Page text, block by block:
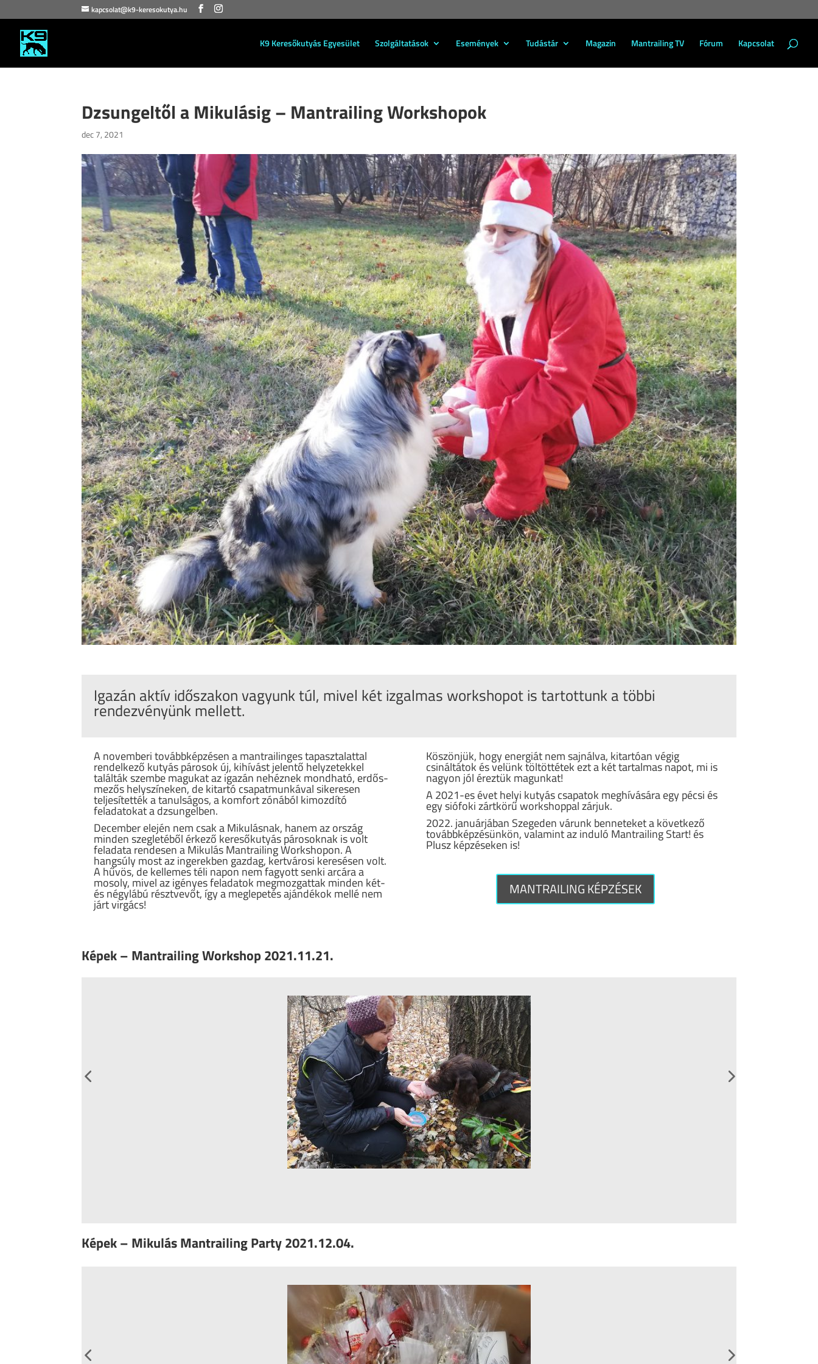
kapcsolat@k9-keresokutya.hu
K9 Keresőkutyás Egyesület Szolgáltatások Események Tudástár Magazin Mantrailing TV Fórum Kapcsolat
Dzsungeltől a Mikulásig – Mantrailing Workshopok
dec 7, 2021
Igazán aktív időszakon vagyunk túl, mivel két izgalmas workshopot is tartottunk a többi
rendezvényünk mellett.
A novemberi továbbképzésen a mantrailinges tapasztalattal
rendelkező kutyás párosok új, kihívást jelentő helyzetekkel
találták szembe magukat az igazán nehéznek mondható, erdős-
mezős helyszíneken, de kitartó csapatmunkával sikeresen
teljesítették a tanulságos, a komfort zónából kimozdító
feladatokat a dzsungelben.
December elején nem csak a Mikulásnak, hanem az ország
minden szegletéből érkező keresőkutyás párosoknak is volt
feladata rendesen a Mikulás Mantrailing Workshopon. A
hangsúly most az ingerekben gazdag, kertvárosi keresésen volt.
A hűvös, de kellemes téli napon nem fagyott senki arcára a
mosoly, mivel az igényes feladatok megmozgattak minden két-
és négylábú résztvevőt, így a meglepetés ajándékok mellé nem
járt virgács!
Köszönjük, hogy energiát nem sajnálva, kitartóan végig
csináltátok és velünk töltöttétek ezt a két tartalmas napot, mi is
nagyon jól éreztük magunkat!
A 2021-es évet helyi kutyás csapatok meghívására egy pécsi és
egy siófoki zártkörű workshoppal zárjuk.
2022. januárjában Szegeden várunk benneteket a következő
továbbképzésünkön, valamint az induló Mantrailing Start! és
Plusz képzéseken is!
MANTRAILING KÉPZÉSEK
Képek – Mantrailing Workshop 2021.11.21.
Képek – Mikulás Mantrailing Party 2021.12.04.